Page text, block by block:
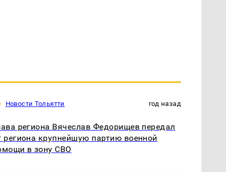
Новости Тольятти год назад
региона Вячеслав Федорищев передал
региона крупнейшую партию военной
в зону СВО